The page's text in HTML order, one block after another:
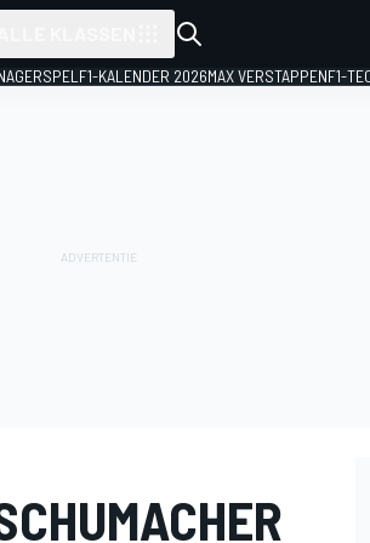
F1-KALENDER 2026MAX VERSTAPPENF1-